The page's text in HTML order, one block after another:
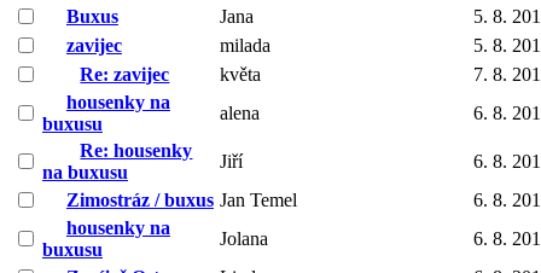
Buxus
Jana
5. 8.
zavijec
milada
5. 8.
Re: zavijec
květa
7. 8.
housenky na
buxusu
alena
6. 8.
Re: housenky
na buxusu
Jiří
6. 8.
Zimostráz / buxus Jan Temel
6. 8.
housenky na
buxusu
Jolana
6. 8.